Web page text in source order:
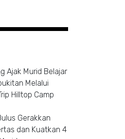
Ajak Murid Belajar
Melalui
Hilltop Camp
Gerakkan
dan Kuatkan 4